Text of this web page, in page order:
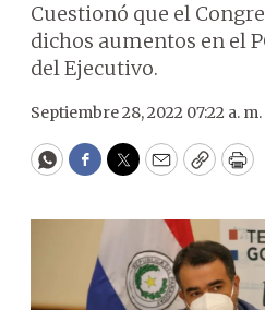
Cuestionó que el
dichos aumentos en el
del Ejecutivo.
Septiembre 28, 2022 07:22 a. m.
WhatsApp
Facebook
Twitter
EmailCopy